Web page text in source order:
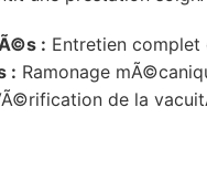
: Entretien
: Ramonage
de la